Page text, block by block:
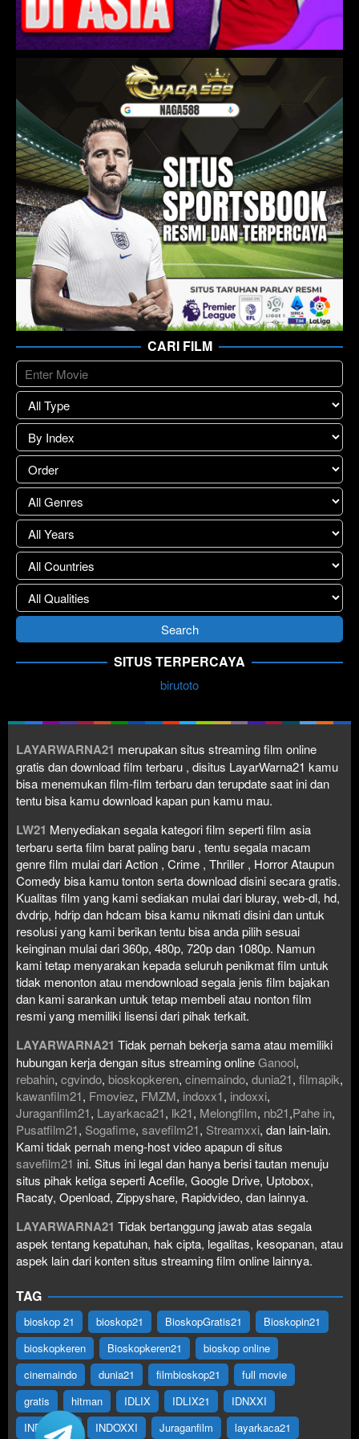
CARI FILM
SITUS TERPERCAYA
birutoto
LAYARWARNA21 merupakan situs streaming film online
gratis dan download film terbaru , disitus LayarWarna21 kamu
bisa menemukan film-film terbaru dan terupdate saat ini dan
tentu bisa kamu download kapan pun kamu mau.
LW21 Menyediakan segala kategori film seperti film asia
terbaru serta film barat paling baru , tentu segala macam
genre film mulai dari Action , Crime , Thriller , Horror Ataupun
Comedy bisa kamu tonton serta download disini secara gratis.
Kualitas film yang kami sediakan mulai dari bluray, web-dl, hd,
dvdrip, hdrip dan hdcam bisa kamu nikmati disini dan untuk
resolusi yang kami berikan tentu bisa anda pilih sesuai
keinginan mulai dari 360p, 480p, 720p dan 1080p. Namun
kami tetap menyarakan kepada seluruh penikmat film untuk
tidak menonton atau mendownload segala jenis film bajakan
dan kami sarankan untuk tetap membeli atau nonton film
resmi yang memiliki lisensi dari pihak terkait.
LAYARWARNA21 Tidak pernah bekerja sama atau memiliki
hubungan kerja dengan situs streaming onlineGanool,
rebahin, cgvindo, bioskopkeren, cinemaindo, dunia21, filmapik,
kawanfilm21, Fmoviez, FMZM, indoxx1, indoxxi,
Juraganfilm21, Layarkaca21, lk21, Melongfilm, nb21,Pahe in,
Pusatfilm21, Sogafime, savefilm21, Streamxxi, dan lain-lain.
Kami tidak pernah meng-host video apapun di situs
savefilm21 ini. Situs ini legal dan hanya berisi tautan menuju
situs pihak ketiga seperti Acefile, Google Drive, Uptobox,
Racaty, Openload, Zippyshare, Rapidvideo, dan lainnya.
LAYARWARNA21 Tidak bertanggung jawab atas segala
aspek tentang kepatuhan, hak cipta, legalitas, kesopanan, atau
aspek lain dari konten situs streaming film online lainnya.
TAG
bioskop 21 bioskop21 BioskopGratis21
Bioskopin21
bioskopkeren
Bioskopkeren21
bioskop online
cinemaindo
dunia21 filmbioskop21
full movie
gratis
hitman IDLIX IDLIX21
IDNXXI
INDOFILM
INDOXXI Juraganfilm layarkaca21